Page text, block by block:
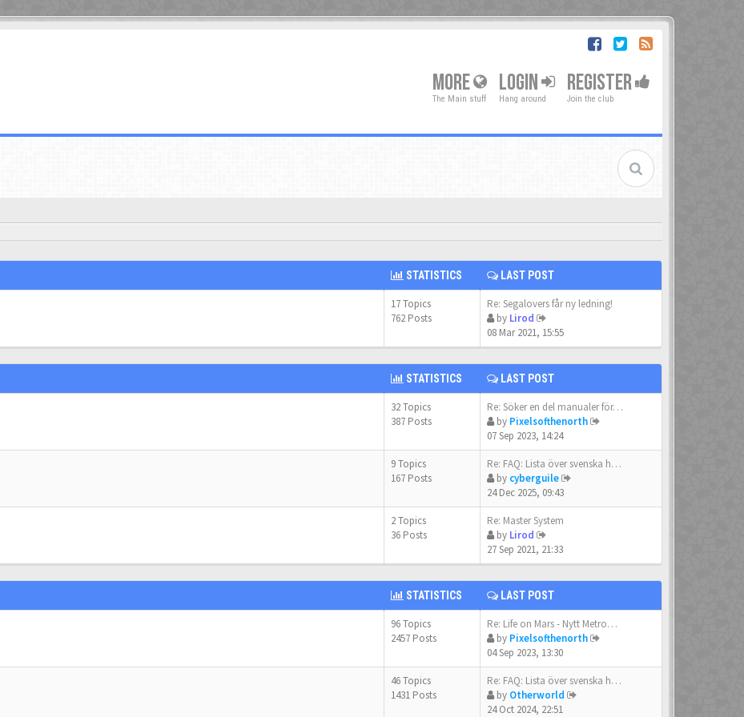
MORE
The Main stuff
LOGIN
Hang around
REGISTER
Join the club
STATISTICS LAST POST
17 Topics
762 Posts
Re: Segalovers får ny ledning!
by Lirod
08 Mar 2021, 15:55
STATISTICS LAST POST
32 Topics
387 Posts
Re: Söker en del manualer för…
by Pixelsofthenorth
07 Sep 2023, 14:24
9 Topics
167 Posts
Re: FAQ: Lista över svenska h…
by cyberguile
24 Dec 2025, 09:43
2 Topics
36 Posts
Re: Master System
by Lirod
27 Sep 2021, 21:33
STATISTICS LAST POST
96 Topics
2457 Posts
Re: Life on Mars - Nytt Metro…
by Pixelsofthenorth
04 Sep 2023, 13:30
46 Topics
1431 Posts
Re: FAQ: Lista över svenska h…
by Otherworld
24 Oct 2024, 22:51